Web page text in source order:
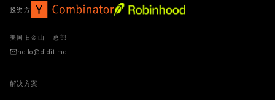
投资方
美国旧金山 · 总部
hello@didit.me
解决方案